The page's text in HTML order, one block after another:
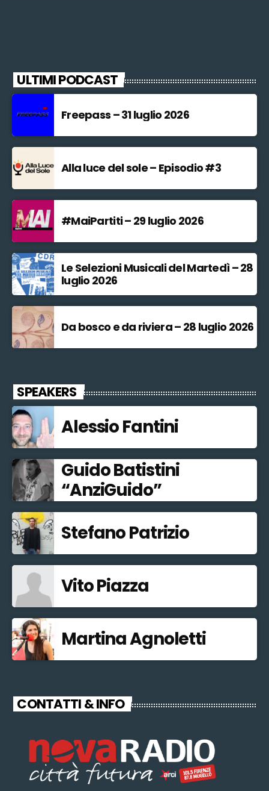
ULTIMI PODCAST
Freepass – 31 luglio 2026
Alla luce del sole – Episodio #3
#MaiPartiti – 29 luglio 2026
Le Selezioni Musicali del Martedì – 28
luglio 2026
Da bosco e da riviera – 28 luglio 2026
SPEAKERS
Alessio Fantini
Guido Batistini
“AnziGuido”
Stefano Patrizio
Vito Piazza
Martina Agnoletti
CONTATTI & INFO